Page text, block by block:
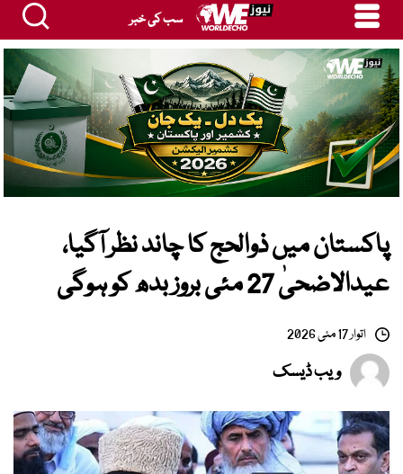
سب کی خبر
پاکستان میں ذوالحج کا چاند نظر آگیا،
عیدالاضحیٰ 27 مئی بروز بدھ کو ہوگی
اتوار 17 مئی 2026
ویب ڈیسک